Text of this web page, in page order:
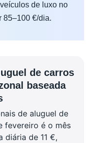
de luxo no
85–100 €/dia.
de carros
baseada
de aluguel de
fevereiro é o mês
diária de 11 €,